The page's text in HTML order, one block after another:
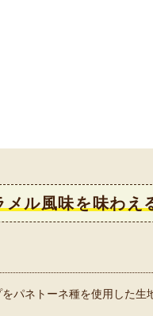
ル風味を味わえ
パネトーネ種を使用した